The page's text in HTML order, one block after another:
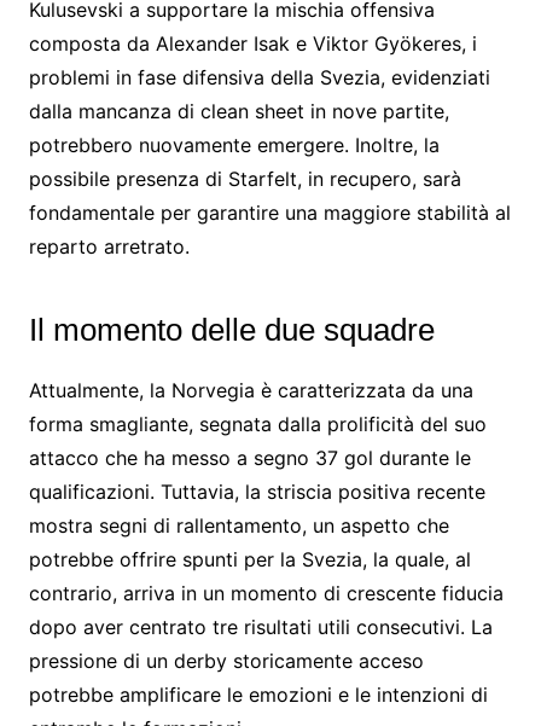
Kulusevski a supportare la mischia offensiva
composta da Alexander Isak e Viktor Gyökeres, i
problemi in fase difensiva della Svezia, evidenziati
dalla mancanza di clean sheet in nove partite,
potrebbero nuovamente emergere. Inoltre, la
possibile presenza di Starfelt, in recupero, sarà
fondamentale per garantire una maggiore stabilità al
reparto arretrato.
Il momento delle due squadre
Attualmente, la Norvegia è caratterizzata da una
forma smagliante, segnata dalla prolificità del suo
attacco che ha messo a segno 37 gol durante le
qualificazioni. Tuttavia, la striscia positiva recente
mostra segni di rallentamento, un aspetto che
potrebbe offrire spunti per la Svezia, la quale, al
contrario, arriva in un momento di crescente fiducia
dopo aver centrato tre risultati utili consecutivi. La
pressione di un derby storicamente acceso
potrebbe amplificare le emozioni e le intenzioni di